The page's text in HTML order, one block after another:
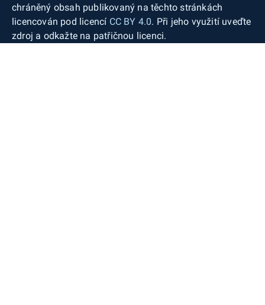
chráněný obsah publikovaný na těchto stránkách
licencován pod licencí CC BY 4.0. Při jeho využití uveďte
zdroj a odkažte na patřičnou licenci.